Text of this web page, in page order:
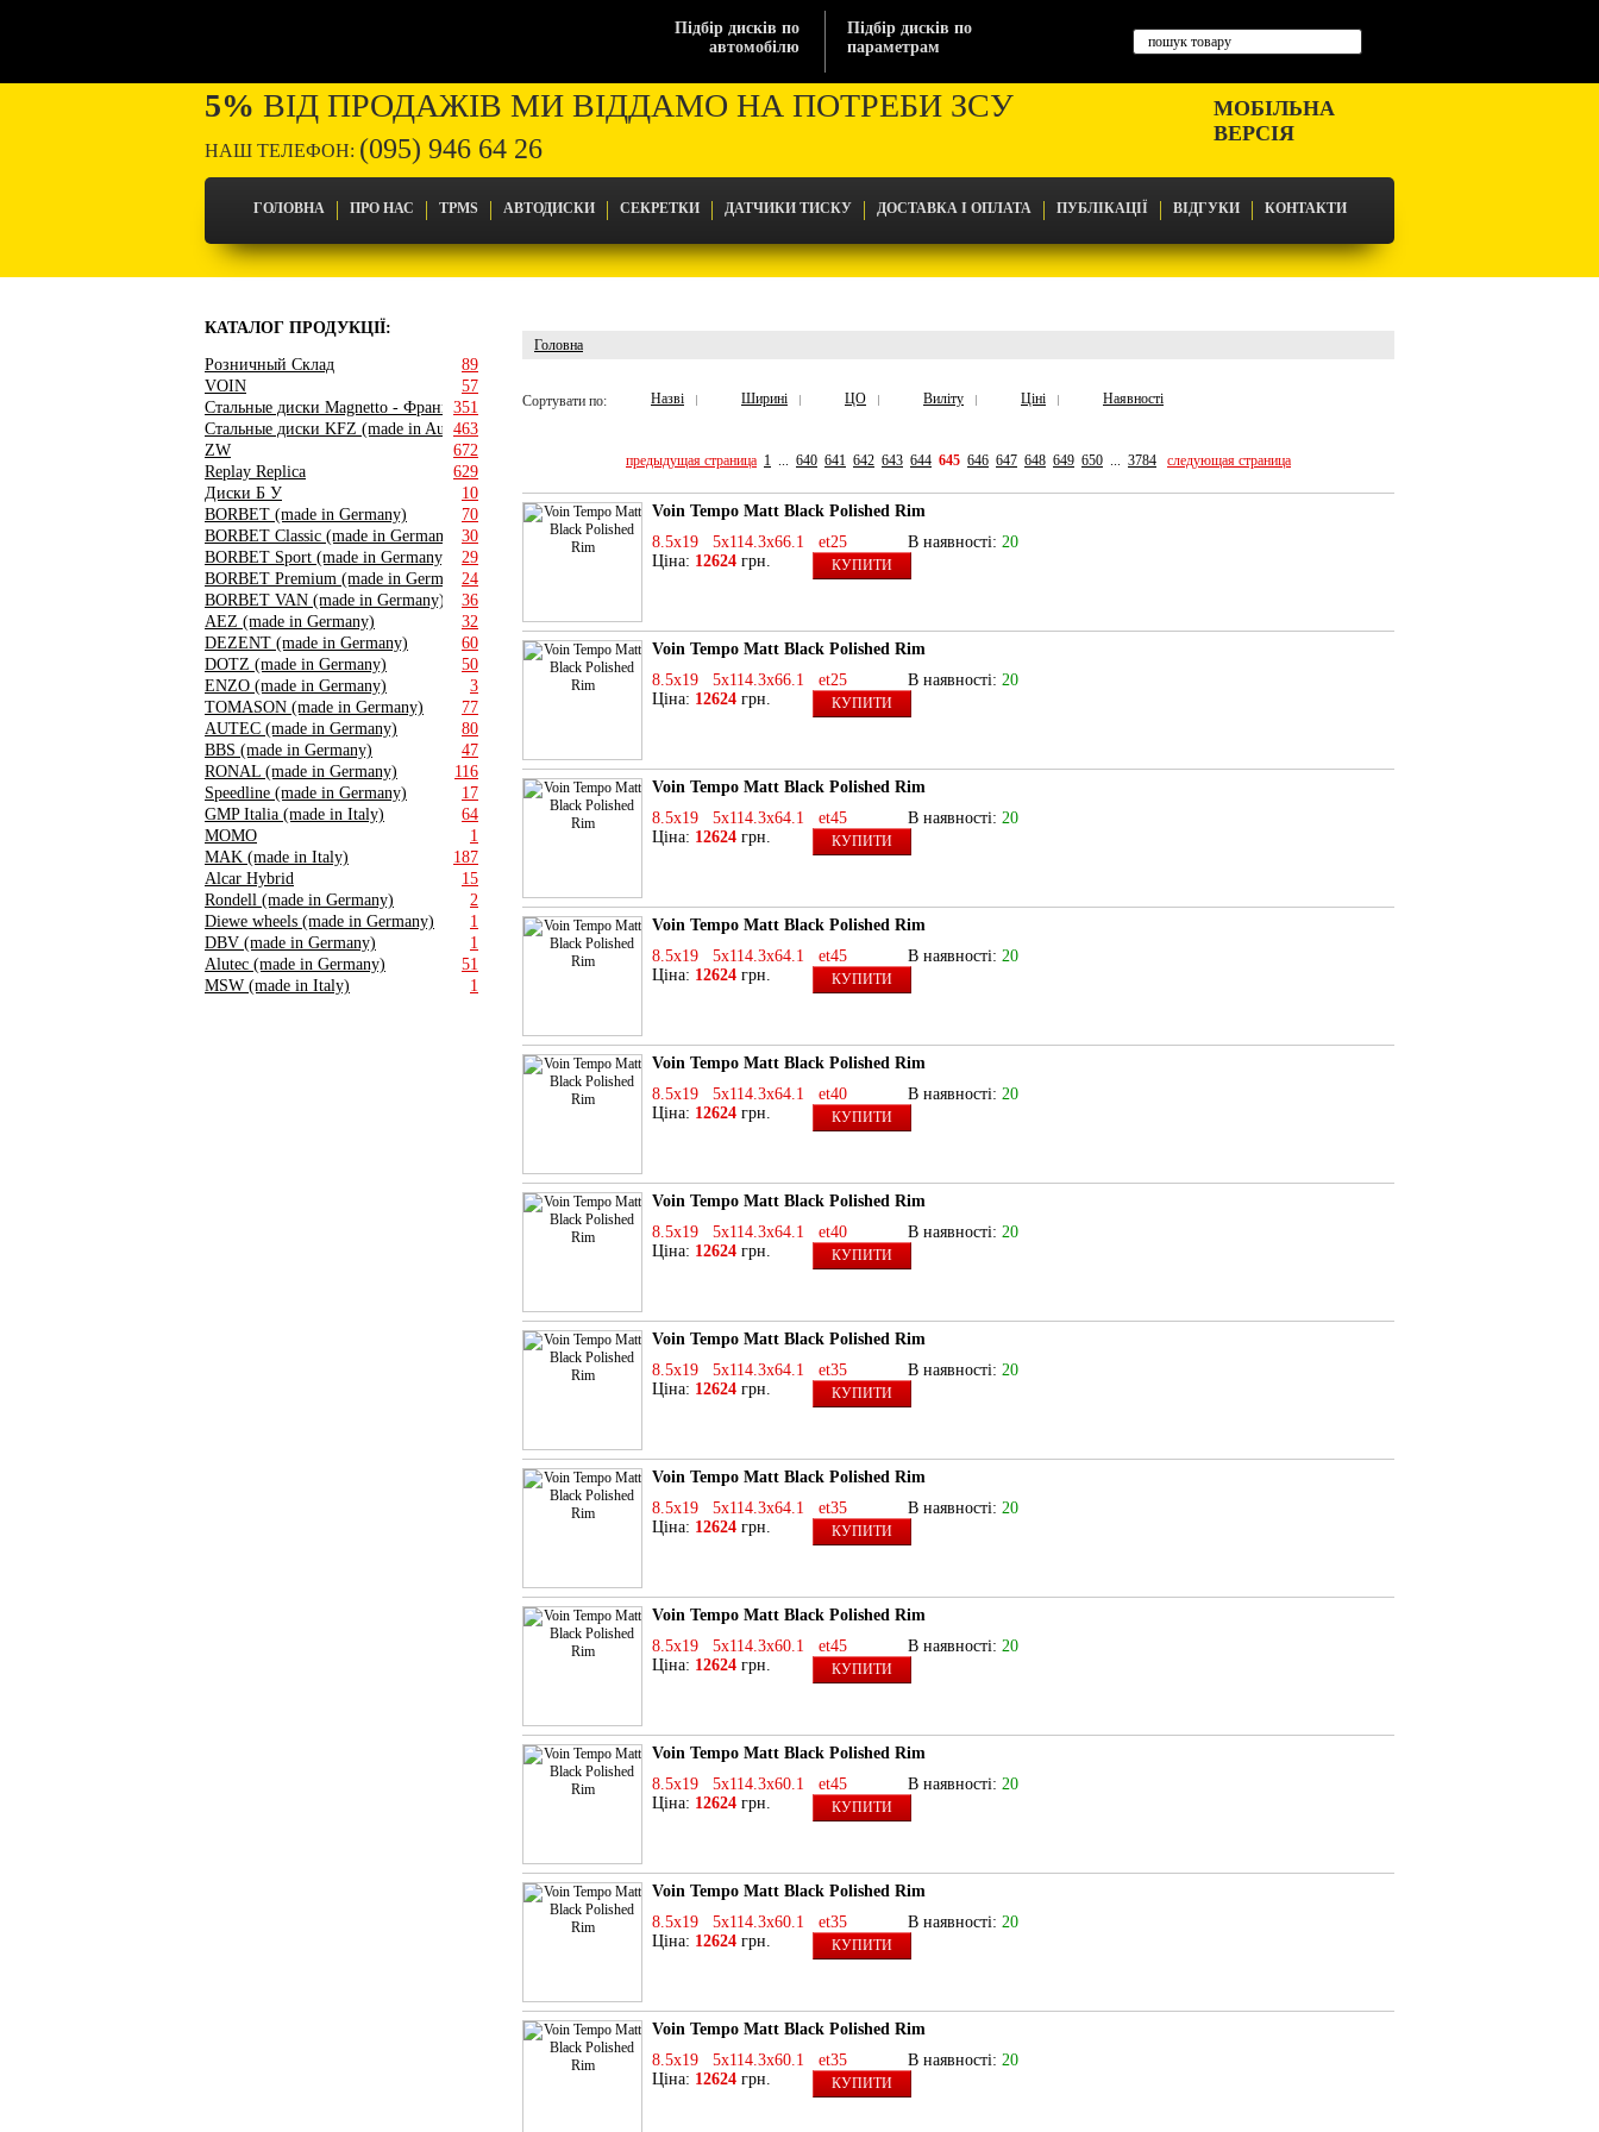
Підбір дисків по
автомобілю
Підбір дисків по
параметрам
МОБІЛЬНА
ВЕРСІЯ
5% ВІД ПРОДАЖІВ МИ ВІДДАМО НА ПОТРЕБИ ЗСУ
НАШ ТЕЛЕФОН: (095) 946 64 26
ГОЛОВНА ПРО НАС TPMS АВТОДИСКИ СЕКРЕТКИ ДАТЧИКИ ТИСКУ ДОСТАВКА І ОПЛАТА ПУБЛІКАЦІЇ ВІДГУКИ КОНТАКТИ
КАТАЛОГ ПРОДУКЦІЇ:
Розничный Склад
89
VOIN
57
Стальные диски Magnetto - Франция351
Стальные диски KFZ (made in Austria)
463
ZW
672
Replay Replica
629
Диски Б У
10
BORBET (made in Germany)
70
BORBET Classic (made in Germany)
30
BORBET Sport (made in Germany)
29
BORBET Premium (made in Germany)
24
BORBET VAN (made in Germany)
36
AEZ (made in Germany)
32
DEZENT (made in Germany)
60
DOTZ (made in Germany)
50
ENZO (made in Germany)
3
TOMASON (made in Germany)
77
AUTEC (made in Germany)
80
BBS (made in Germany)
47
RONAL (made in Germany)
116
Speedline (made in Germany)
17
GMP Italia (made in Italy)
64
MOMO
1
MAK (made in Italy)
187
Alcar Hybrid
15
Rondell (made in Germany)
2
Diewe wheels (made in Germany)
1
DBV (made in Germany)
1
Alutec (made in Germany)
51
MSW (made in Italy)
1
Головна
Сортувати по:
Назві Ширині ЦО Виліту Ціні Наявності
предыдущая страница 1 ... 640 641 642 643 644 645 646 647 648 649 650 ... 3784 следующая страница
Voin Tempo Matt Black Polished Rim
8.5x19 5x114.3x66.1 et25
В наявності: 20
Ціна: 12624 грн. КУПИТИ
Voin Tempo Matt Black Polished Rim
8.5x19 5x114.3x66.1 et25
В наявності: 20
Ціна: 12624 грн. КУПИТИ
Voin Tempo Matt Black Polished Rim
8.5x19 5x114.3x64.1 et45
В наявності: 20
Ціна: 12624 грн. КУПИТИ
Voin Tempo Matt Black Polished Rim
8.5x19 5x114.3x64.1 et45
В наявності: 20
Ціна: 12624 грн. КУПИТИ
Voin Tempo Matt Black Polished Rim
8.5x19 5x114.3x64.1 et40
В наявності: 20
Ціна: 12624 грн. КУПИТИ
Voin Tempo Matt Black Polished Rim
8.5x19 5x114.3x64.1 et40
В наявності: 20
Ціна: 12624 грн. КУПИТИ
Voin Tempo Matt Black Polished Rim
8.5x19 5x114.3x64.1 et35
В наявності: 20
Ціна: 12624 грн. КУПИТИ
Voin Tempo Matt Black Polished Rim
8.5x19 5x114.3x64.1 et35
В наявності: 20
Ціна: 12624 грн. КУПИТИ
Voin Tempo Matt Black Polished Rim
8.5x19 5x114.3x60.1 et45
В наявності: 20
Ціна: 12624 грн. КУПИТИ
Voin Tempo Matt Black Polished Rim
8.5x19 5x114.3x60.1 et45
В наявності: 20
Ціна: 12624 грн. КУПИТИ
Voin Tempo Matt Black Polished Rim
8.5x19 5x114.3x60.1 et35
В наявності: 20
Ціна: 12624 грн. КУПИТИ
Voin Tempo Matt Black Polished Rim
8.5x19 5x114.3x60.1 et35
В наявності: 20
Ціна: 12624 грн. КУПИТИ